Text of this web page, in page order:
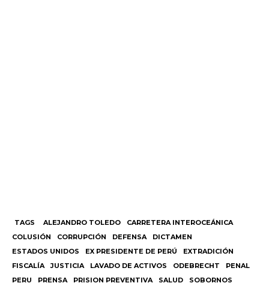
TAGS ALEJANDRO TOLEDO
CARRETERA INTEROCEÁNICA
COLUSIÓN
CORRUPCIÓN DEFENSA
DICTAMEN
ESTADOS UNIDOS
EX PRESIDENTE DE PERÚ
EXTRADICIÓN
FISCALÍA
JUSTICIA LAVADO DE ACTIVOS ODEBRECHT
PENAL
PERU
PRENSA PRISION PREVENTIVA SALUD SOBORNOS